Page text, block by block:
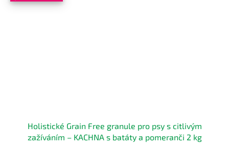
Holistické Grain Free granule pro psy s citlivým
zažíváním – KACHNA s batáty a pomeranči 2 kg